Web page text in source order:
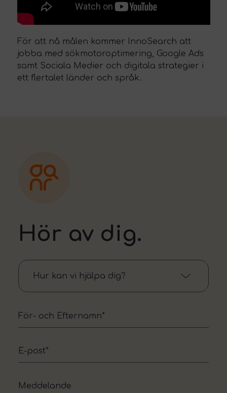
För att nå målen kommer InnoSearch att
jobba med sökmotoroptimering, Google Ads
samt Sociala Medier och digitala strategier i
ett flertalet länder och språk.
Hör av dig.
Hur kan vi hjälpa dig?